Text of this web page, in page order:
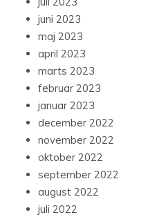
juni 2023
maj 2023
april 2023
marts 2023
februar 2023
januar 2023
december 2022
november 2022
oktober 2022
september 2022
august 2022
juli 2022